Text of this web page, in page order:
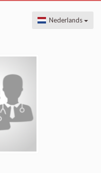
Nederlands